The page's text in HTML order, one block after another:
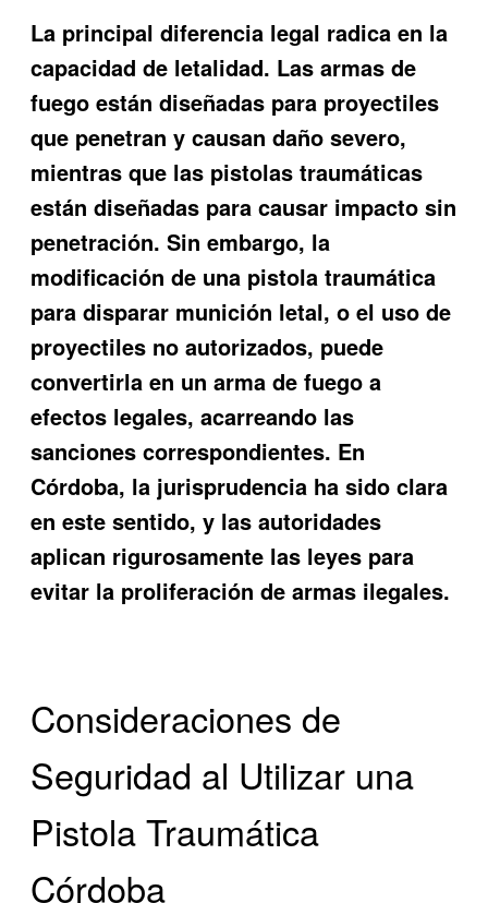
La principal diferencia legal radica en la
capacidad de letalidad. Las armas de
fuego están diseñadas para proyectiles
que penetran y causan daño severo,
mientras que las pistolas traumáticas
están diseñadas para causar impacto sin
penetración. Sin embargo, la
modificación de una pistola traumática
para disparar munición letal, o el uso de
proyectiles no autorizados, puede
convertirla en un arma de fuego a
efectos legales, acarreando las
sanciones correspondientes. En
Córdoba, la jurisprudencia ha sido clara
en este sentido, y las autoridades
aplican rigurosamente las leyes para
evitar la proliferación de armas ilegales.
Consideraciones de
Seguridad al Utilizar una
Pistola Traumática
Córdoba